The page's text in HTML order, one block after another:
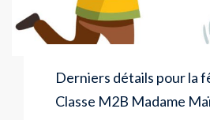
Derniers détails pour la
Classe M2B Madame